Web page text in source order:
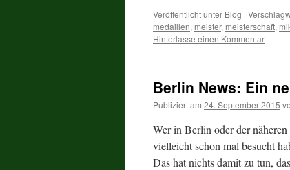
Veröffentlicht unter Blog |
medaillen, meister, meisterschaft,
Hinterlasse einen Kommentar
Berlin News: Ein
Publiziert am 24. September 2015
Wer in Berlin oder der
vielleicht schon mal besucht
Das hat nichts damit zu tun,